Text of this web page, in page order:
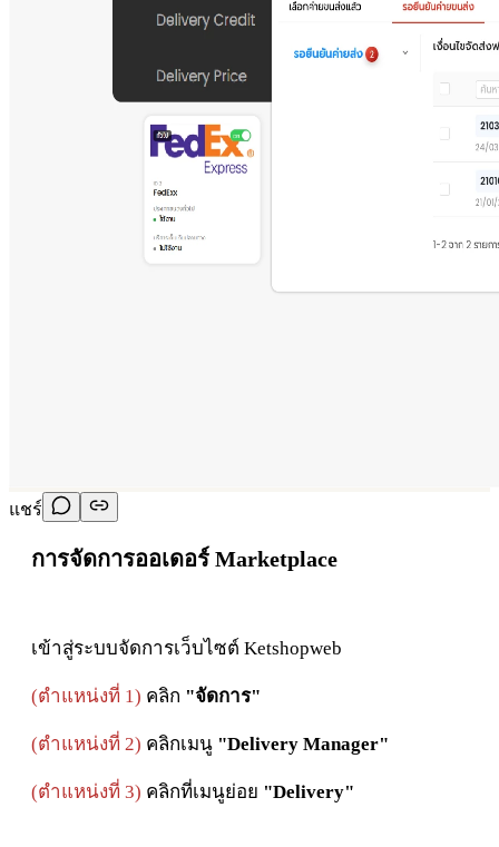
แชร์
การจัดการออเดอร์ Marketplace
เข้าสู่ระบบจัดการเว็บไซต์ Ketshopweb
(ตำแหน่งที่ 1) คลิก "จัดการ"
(ตำแหน่งที่ 2) คลิกเมนู "Delivery Manager"
(ตำแหน่งที่ 3) คลิกที่เมนูย่อย "Delivery"